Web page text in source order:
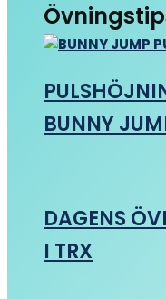
BUNNY
DAGENS
I TRX